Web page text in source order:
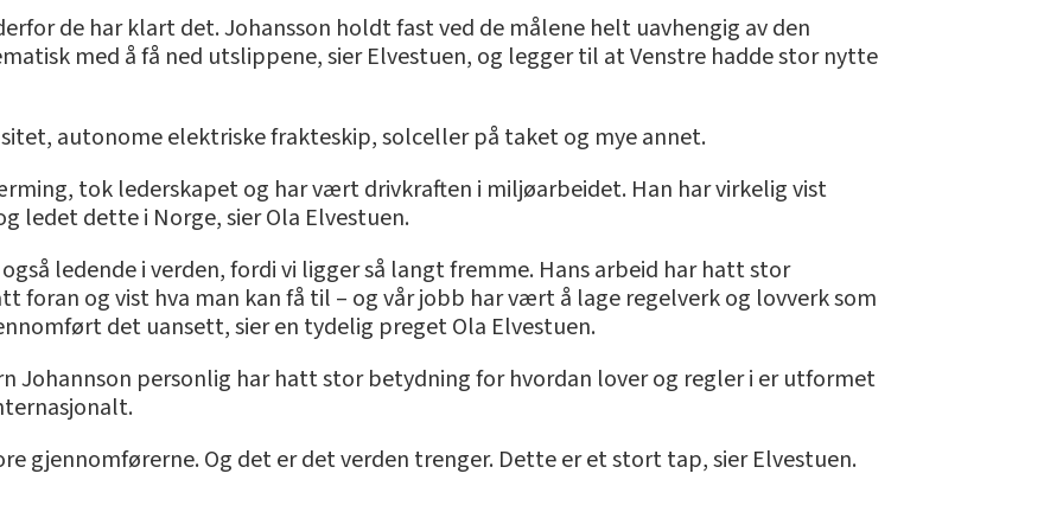
de har klart det. Johansson holdt fast ved de målene helt uavhengig av den
med å få ned utslippene, sier Elvestuen, og legger til at Venstre hadde stor nytte
autonome elektriske frakteskip, solceller på taket og mye annet.
tok lederskapet og har vært drivkraften i miljøarbeidet. Han har virkelig vist
ledet dette i Norge, sier Ola Elvestuen.
ledende i verden, fordi vi ligger så langt fremme. Hans arbeid har hatt stor
foran og vist hva man kan få til – og vår jobb har vært å lage regelverk og lovverk som
det uansett, sier en tydelig preget Ola Elvestuen.
Johannson personlig har hatt stor betydning for hvordan lover og regler i er utformet
gjennomførerne. Og det er det verden trenger. Dette er et stort tap, sier Elvestuen.